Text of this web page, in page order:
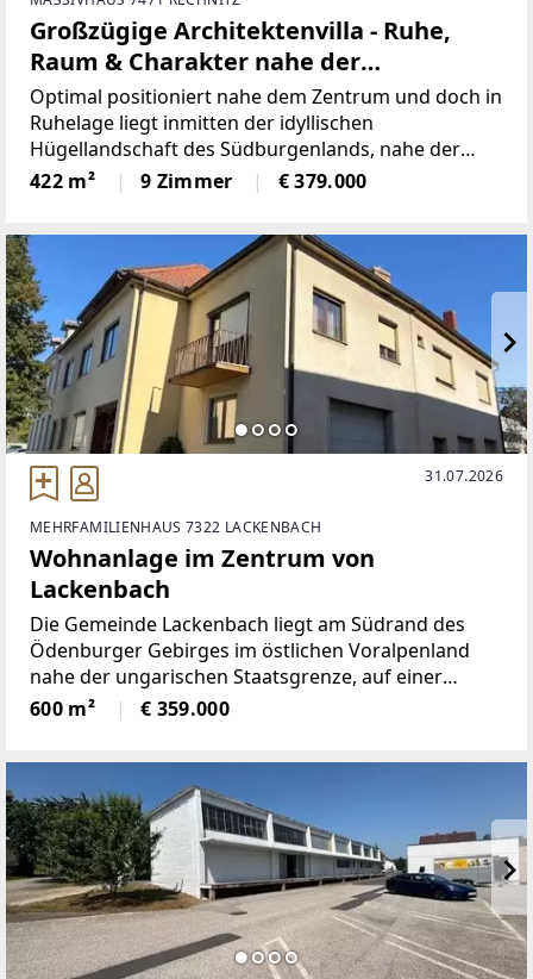
Großzügige Architektenvilla - Ruhe,
Raum & Charakter nahe der
ungarischen Grenze
Optimal positioniert nahe dem Zentrum und doch in
Ruhelage liegt inmitten der idyllischen
Hügellandschaft des Südburgenlands, nahe der
ungarischen Grenze, diese außergewöhnliche
Architektenvilla aus den 1980er-Jahren. Eine seltene
422 m² 9 Zimmer € 379.000
31.07.2026
MEHRFAMILIENHAUS 7322 LACKENBACH
Wohnanlage im Zentrum von
Lackenbach
Die Gemeinde Lackenbach liegt am Südrand des
Ödenburger Gebirges im östlichen Voralpenland
nahe der ungarischen Staatsgrenze, auf einer
Seehöhe von 313 m. 1222 erstmals als „minor
Louku“ urkundlich erwähnt wurde, hat Lackenbach
600 m² € 359.000